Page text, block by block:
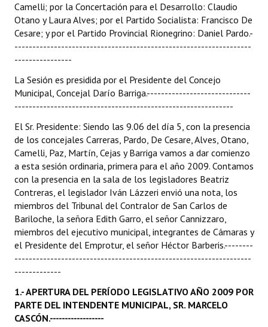
Carta Orgánica 2007
Reglamento Interno
Digesto
Organigrama
DOCUMENTOS
Informes de Gestión
Proyectos Presentados
Dictámenes Asesoría Letrada
Actas de Sesión
Informes de Unidad Coordinadora
Ejecución Presupuestaria
NORMATIVA
Camelli; por la Concertación para el Desarrollo: Claudio
Otano y Laura Alves; por el Partido Socialista: Francisco De
Cesare; y por el Partido Provincial Rionegrino: Daniel Pardo.-
------------------------------------------------------------------
----------------
La Sesión es presidida por el Presidente del Concejo
Municipal, Concejal Darío Barriga.-----------------------------
-------------------------------------------------------------
El Sr. Presidente: Siendo las 9.06 del día 5, con la presencia
de los concejales Carreras, Pardo, De Cesare, Alves, Otano,
Camelli, Paz, Martín, Cejas y Barriga vamos a dar comienzo
a esta sesión ordinaria, primera para el año 2009. Contamos
con la presencia en la sala de los legisladores Beatriz
Contreras, el legislador Iván Lázzeri envió una nota, los
miembros del Tribunal del Contralor de San Carlos de
Bariloche, la señora Edith Garro, el señor Cannizzaro,
miembros del ejecutivo municipal, integrantes de Cámaras y
el Presidente del Emprotur, el señor Héctor Barberis.--------
------------------------------------------------------------------
-------------
1.- APERTURA DEL PERÍODO LEGISLATIVO AÑO 2009 POR
PARTE DEL INTENDENTE MUNICIPAL, SR. MARCELO
CASCÓN.------------------